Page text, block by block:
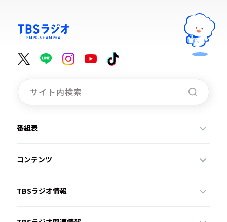
番組表
コンテンツ
TBSラジオ情報